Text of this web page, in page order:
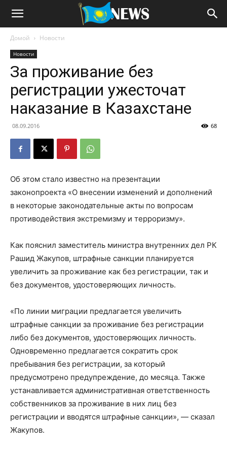
Домой Новости
Новости
За проживание без
регистрации ужесточат
наказание в Казахстане
08.09.2016 68
Об этом стало известно на презентации
законопроекта «О внесении изменений и дополнений
в некоторые законодательные акты по вопросам
противодействия экстремизму и терроризму».
Как пояснил заместитель министра внутренних дел РК
Рашид Жакупов, штрафные санкции планируется
увеличить за проживание как без регистрации, так и
без документов, удостоверяющих личность.
«По линии миграции предлагается увеличить
штрафные санкции за проживание без регистрации
либо без документов, удостоверяющих личность.
Одновременно предлагается сократить срок
пребывания без регистрации, за который
предусмотрено предупреждение, до месяца. Также
устанавливается административная ответственность
собственников за проживание в них лиц без
регистрации и вводятся штрафные санкции», — сказал
Жакупов.